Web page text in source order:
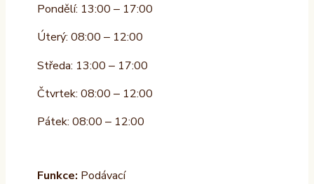
Pondělí: 13:00 – 17:00
Úterý: 08:00 – 12:00
Středa: 13:00 – 17:00
Čtvrtek: 08:00 – 12:00
Pátek: 08:00 – 12:00
Funkce: Podávací